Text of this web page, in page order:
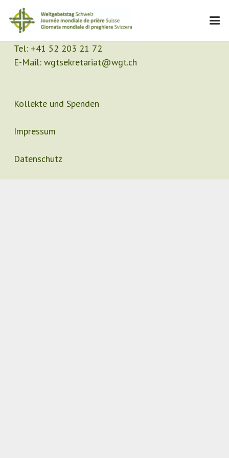
Kontakt
Sekretariat
Tel: +41 52 203 21 72
E-Mail: wgtsekretariat@wgt.ch
Kollekte und Spenden
Impressum
Datenschutz